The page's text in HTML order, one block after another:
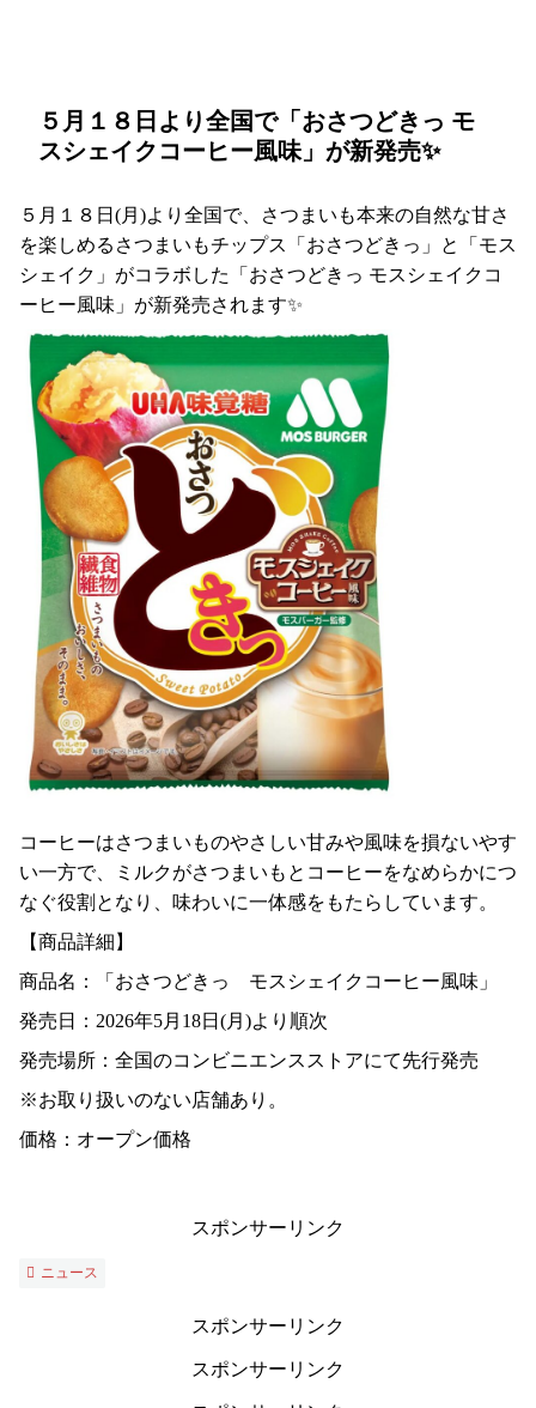
５月１８日より全国で「おさつどきっ モ
スシェイクコーヒー風味」が新発売✨
５月１８日(月)より全国で、さつまいも本来の自然な甘さ
を楽しめるさつまいもチップス「おさつどきっ」と「モス
シェイク」がコラボした「おさつどきっ モスシェイクコ
ーヒー風味」が新発売されます✨
コーヒーはさつまいものやさしい甘みや風味を損ないやす
い一方で、ミルクがさつまいもとコーヒーをなめらかにつ
なぐ役割となり、味わいに一体感をもたらしています。
【商品詳細】
商品名：「おさつどきっ モスシェイクコーヒー風味」
発売日：2026年5月18日(月)より順次
発売場所：全国のコンビニエンスストアにて先行発売
※お取り扱いのない店舗あり。
価格：オープン価格
スポンサーリンク
ニュース
スポンサーリンク
スポンサーリンク